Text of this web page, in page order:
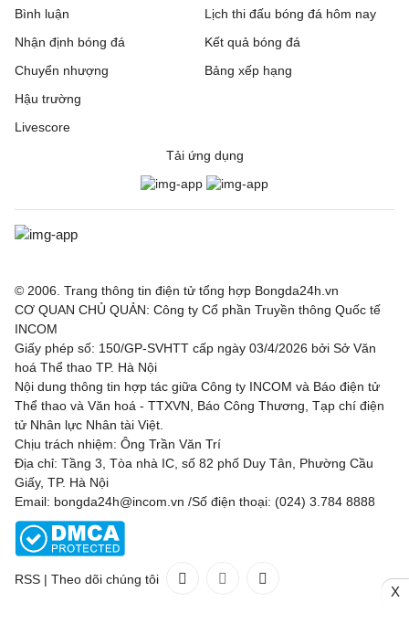
Bình luận
Nhận định bóng đá
Chuyển nhượng
Hậu trường
Livescore
Lịch thi đấu bóng đá hôm nay
Kết quả bóng đá
Bảng xếp hạng
Tải ứng dụng
© 2006. Trang thông tin điện tử tổng hợp Bongda24h.vn
CƠ QUAN CHỦ QUẢN: Công ty Cổ phần Truyền thông Quốc tế
INCOM
Giấy phép số: 150/GP-SVHTT cấp ngày 03/4/2026 bởi Sở Văn
hoá Thể thao TP. Hà Nội
Nội dung thông tin hợp tác giữa Công ty INCOM và Báo điện tử
Thể thao và Văn hoá - TTXVN, Báo Công Thương, Tạp chí điện
tử Nhân lực Nhân tài Việt.
Chịu trách nhiệm: Ông Trần Văn Trí
Địa chỉ: Tầng 3, Tòa nhà IC, số 82 phố Duy Tân, Phường Cầu
Giấy, TP. Hà Nội
Email: bongda24h@incom.vn /Số điện thoại: (024) 3.784 8888
RSS | Theo dõi chúng tôi
X